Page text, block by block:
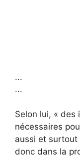
...
...
Selon lui, « des
nécessaires
aussi et surtout
donc dans la